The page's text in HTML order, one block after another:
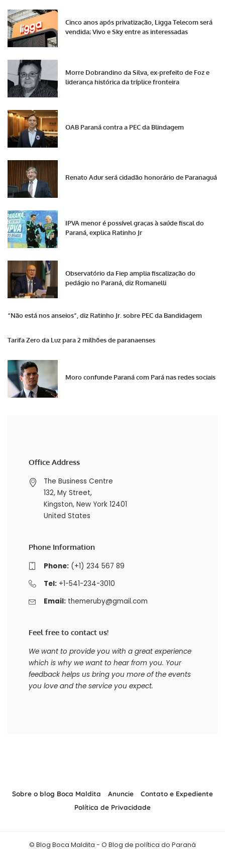
Cinco anos após privatização, Ligga Telecom será
vendida; Vivo e Sky entre as interessadas
Morre Dobrandino da Silva, ex-prefeito de Foz e
liderança histórica da tríplice fronteira
OAB Paraná contra a PEC da Blindagem
Renato Adur será cidadão honorário de Paranaguá
IPVA menor é possível graças à saúde fiscal do
Paraná, explica Ratinho Jr
Observatório da Fiep amplia fiscalização do
pedágio no Paraná, diz Romanelli
“Não está nos anseios”, diz Ratinho Jr. sobre PEC da Bandidagem
Tarifa Zero da Luz para 2 milhões de paranaenses
Moro confunde Paraná com Pará nas redes sociais
Office Address
The Business Centre
132, My Street,
Kingston, New York 12401
United States
Phone Information
Phone:(+1) 234 567 89
Tel:+1-541-234-3010
Email: themeruby@gmail.com
Feel free to contact us!
We want to provide you with a great experience
which is why we want to hear from you. Your
feedback helps us bring you more of the events
you love and the service you expect.
Sobre o blog Boca Maldita Anuncie
Contato e Expediente
Política de Privacidade
© Blog Boca Maldita - O Blog de política do Paraná